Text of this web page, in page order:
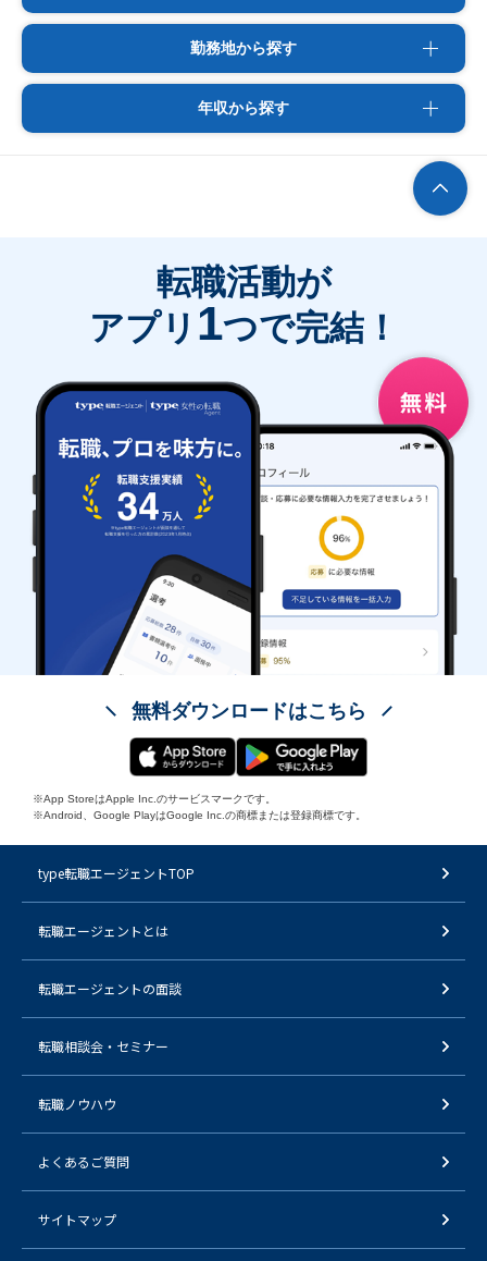
勤務地から探す
年収から探す
転職活動が
アプリ 1つで完結！
無料ダウンロードはこちら
※App StoreはApple Inc.のサービスマークです。
※Android、Google PlayはGoogle Inc.の商標または登録商標です。
type転職エージェントTOP
転職エージェントとは
転職エージェントの面談
転職相談会・セミナー
転職ノウハウ
よくあるご質問
サイトマップ